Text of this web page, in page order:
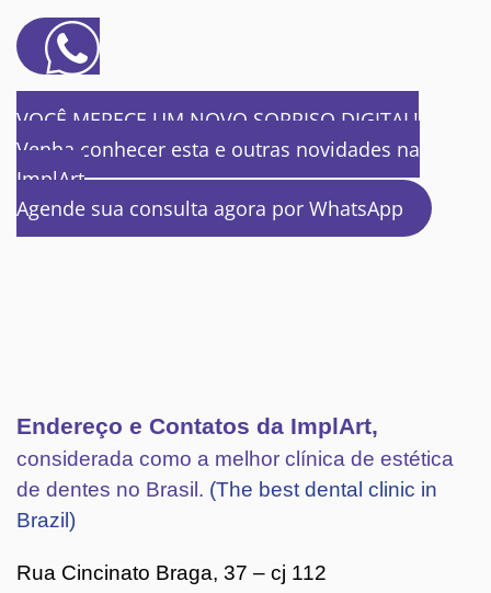
VOCÊ MERECE UM NOVO SORRISO DIGITAL!
Venha conhecer esta e outras novidades na
ImplArt
Agende sua consulta agora por WhatsApp
Endereço e Contatos da ImplArt,
considerada como a melhor clínica de estética
de dentes no Brasil. (The best dental clinic in
Brazil)
Rua Cincinato Braga, 37 – cj 112